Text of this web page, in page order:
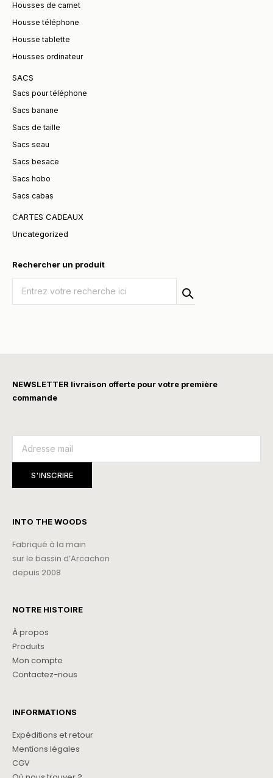
Housses de carnet
Housse téléphone
Housse tablette
Housses ordinateur
SACS
Sacs pour téléphone
Sacs banane
Sacs de taille
Sacs seau
Sacs besace
Sacs hobo
Sacs cabas
CARTES CADEAUX
Uncategorized
Rechercher un produit
Sear
ch
NEWSLETTER livraison offerte pour votre première
commande
INTO THE WOODS
Fabriqué à la main
sur le bassin d’Arcachon
depuis 2008
NOTRE HISTOIRE
À propos
Produits
Mon compte
Contactez-nous
INFORMATIONS
Expéditions et retour
Mentions légales
CGV